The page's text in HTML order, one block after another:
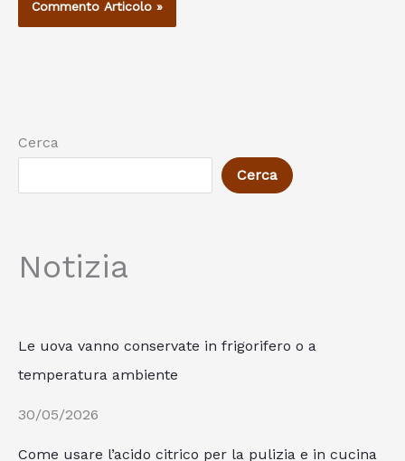
Cerca
Cerca
Notizia
Le uova vanno conservate in frigorifero o a
temperatura ambiente
30/05/2026
Come usare l’acido citrico per la pulizia e in cucina